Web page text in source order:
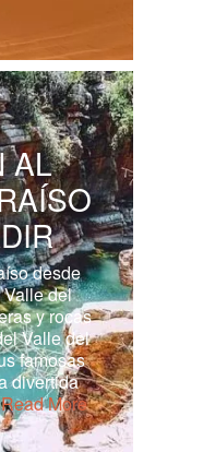
AL
desde
del
y rocas
Valle del
famosas
divertida
Read More